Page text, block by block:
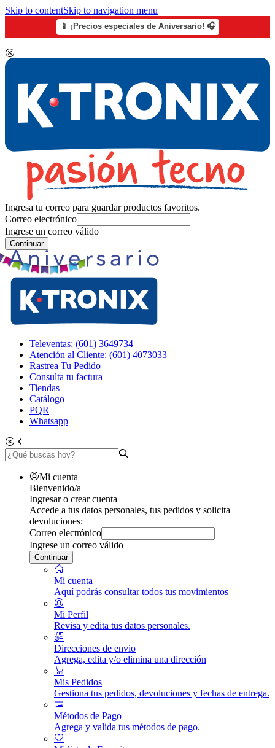
Skip to contentSkip to navigation menu
📱 ¡Precios especiales de Aniversario! 🎧
Ingresa tu correo para guardar productos favoritos.
Correo electrónico
Ingrese un correo válido
Continuar
Televentas: (601) 3649734
Atención al Cliente: (601) 4073033
Rastrea Tu Pedido
Consulta tu factura
Tiendas
Catálogo
PQR
Whatsapp
Mi cuenta
Bienvenido/a
Ingresar o crear cuenta
Accede a tus datos personales, tus pedidos y solicita
devoluciones:
Correo electrónico
Ingrese un correo válido
Continuar
Mi cuenta
Aquí podrás consultar todos tus movimientos
Mi Perfil
Revisa y edita tus datos personales.
Direcciones de envio
Agrega, edita y/o elimina una dirección
Mis Pedidos
Gestiona tus pedidos, devoluciones y fechas de entrega.
Métodos de Pago
Agrega y valida tus métodos de pago.